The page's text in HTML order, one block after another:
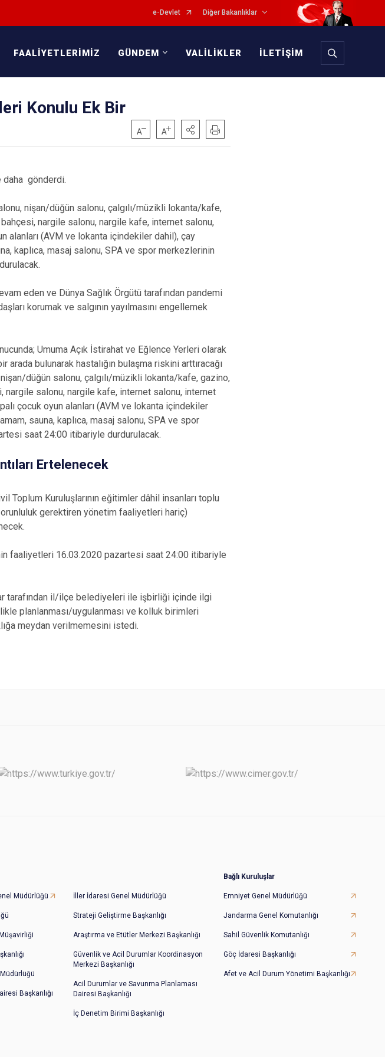
e-Devlet Diğer Bakanlıklar
FAALİYETLERİMİZ GÜNDEM VALİLİKLER İLETİŞİM
Konulu Ek Bir
daha gönderdi.
nişan/düğün salonu, çalgılı/müzikli lokanta/kafe,
nargile salonu, nargile kafe, internet salonu,
alanları (AVM ve lokanta içindekiler dahil), çay
kaplıca, masaj salonu, SPA ve spor merkezlerinin
eden ve Dünya Sağlık Örgütü tarafından pandemi
korumak ve salgının yayılmasını engellemek
Umuma Açık İstirahat ve Eğlence Yerleri olarak
bulunarak hastalığın bulaşma riskini arttıracağı
düğün salonu, çalgılı/müzikli lokanta/kafe, gazino,
nargile salonu, nargile kafe, internet salonu, internet
çocuk oyun alanları (AVM ve lokanta içindekiler
sauna, kaplıca, masaj salonu, SPA ve spor
saat 24:00 itibariyle durdurulacak.
Ertelenecek
Toplum Kuruluşlarının eğitimler dâhil insanları toplu
gerektiren yönetim faaliyetleri hariç)
faaliyetleri 16.03.2020 pazartesi saat 24:00 itibariyle
tarafından il/ilçe belediyeleri ile işbirliği içinde ilgi
planlanması/uygulanması ve kolluk birimleri
meydan verilmemesini istedi.
Müdürlüğü
Başkanlığı
İller İdaresi Genel Müdürlüğü
Strateji Geliştirme Başkanlığı
Araştırma ve Etütler Merkezi Başkanlığı
Güvenlik ve Acil Durumlar Koordinasyon
Merkezi Başkanlığı
Acil Durumlar ve Savunma Planlaması
Dairesi Başkanlığı
İç Denetim Birimi Başkanlığı
Bağlı Kuruluşlar
Emniyet Genel Müdürlüğü
Jandarma Genel Komutanlığı
Sahil Güvenlik Komutanlığı
Göç İdaresi Başkanlığı
Afet ve Acil Durum Yönetimi Başkanlığı